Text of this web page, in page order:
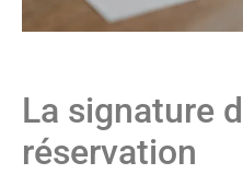
La signature
réservation